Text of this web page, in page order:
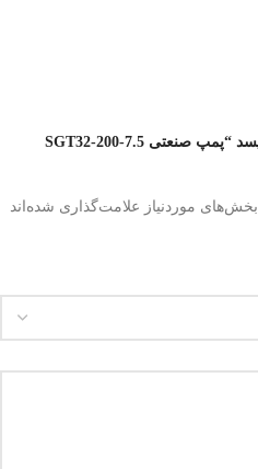
اولین کسی باشید که دیدگاهی می نویسد “پمپ صنعتی SGT32-200-7.5
بخش‌های موردنیاز علامت‌گذاری شده‌اند